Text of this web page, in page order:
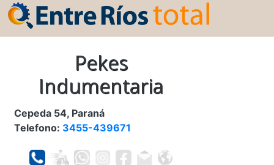
Pekes
Indumentaria
Cepeda 54, Paraná
Telefono: 3455-439671